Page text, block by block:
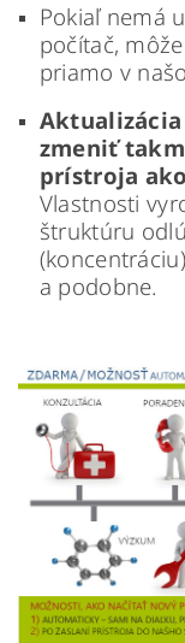
Pokiaľ nemá
počítač,
priamo v
zmeniť
prístroja
Vlastnosti
štruktúru
a podobne.